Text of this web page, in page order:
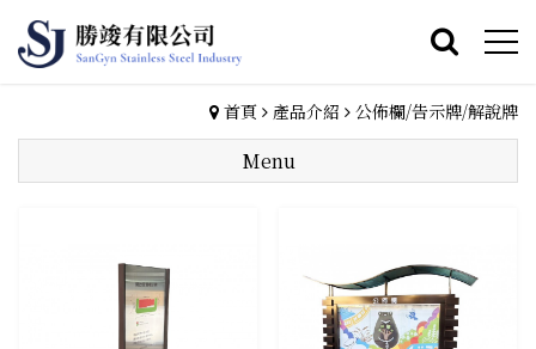
首頁 產品介紹 公佈欄/告示牌/解說牌
Menu